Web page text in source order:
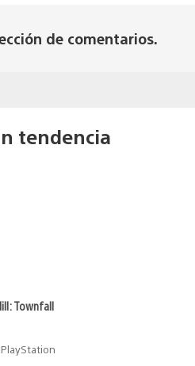
de comentarios.
tendencia
Townfall